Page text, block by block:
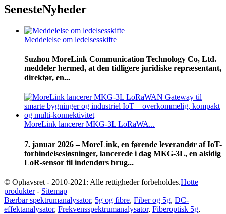
SenesteNyheder
Meddelelse om ledelsesskifte
Suzhou MoreLink Communication Technology Co, Ltd.
meddeler hermed, at den tidligere juridiske repræsentant,
direktør, en...
MoreLink lancerer MKG-3L LoRaWA...
7. januar 2026 – MoreLink, en førende leverandør af IoT-
forbindelsesløsninger, lancerede i dag MKG-3L, en alsidig
LoR-sensor til indendørs brug...
© Ophavsret - 2010-2021: Alle rettigheder forbeholdes.Hotte
produkter- Sitemap
Bærbar spektrumanalysator, 5g og fibre, Fiber og 5g, DC-
effektanalysator, Frekvensspektrumanalysator, Fiberoptisk 5g,